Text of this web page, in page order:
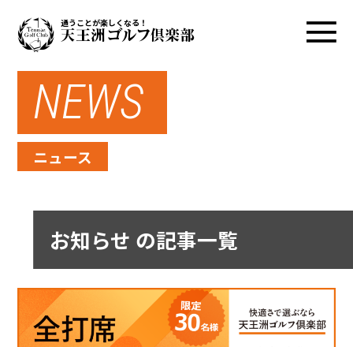
通うことが楽しくなる！
NEWS
ニュース
お知らせ の記事一覧